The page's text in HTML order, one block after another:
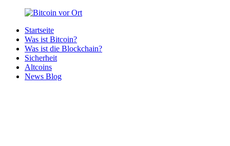
Zurück
Inhalt
Bitcoin
Bitcoins
deiner
Region
Startseite
Was ist Bitcoin?
Was ist die Blockchain?
Sicherheit
Altcoins
News Blog